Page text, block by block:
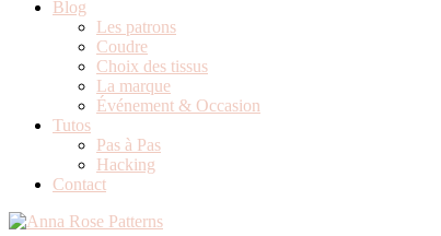
Blog
Les patrons
Coudre
Choix des tissus
La marque
Événement & Occasion
Tutos
Pas à Pas
Hacking
Contact